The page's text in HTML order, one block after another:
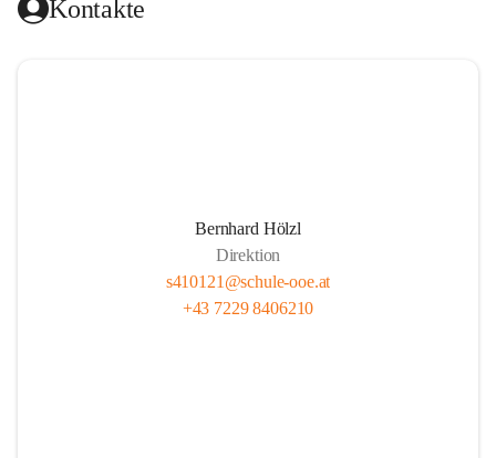
Kontakte
Bernhard Hölzl
Direktion
s410121@schule-ooe.at
+43 7229 8406210